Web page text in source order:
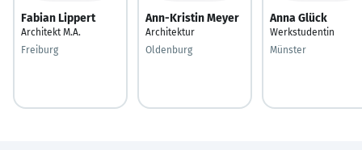
Fabian Lippert
Architekt M.A.
Freiburg
Ann-Kristin Meyer
Architektur
Oldenburg
Anna Glück
Werkstudentin
Münster